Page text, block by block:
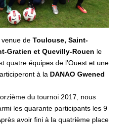
venue deToulouse, Saint-
Gratien et Quevilly-Rouen le
quatre équipes de l’Ouest et une
à la DANAO Gwened
du tournoi 2017, nous
les quarante participants les 9
avoir fini à la quatrième place